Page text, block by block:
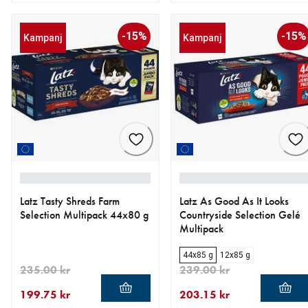
Kampanj -15%
Latz Tasty Shreds Farm
Selection Multipack 44x80 g
199.75 kr
235.00 kr
Kampanj -15%
Latz As Good As It Looks
Countryside Selection Gelé
Multipack
44x85 g 12x85 g
203.15 kr
239.00 kr